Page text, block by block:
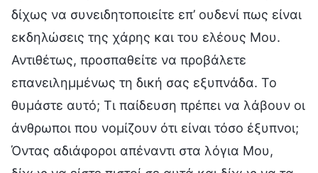
δίχως να συνειδητοποιείτε επ’ ουδενί πως είναι
εκδηλώσεις της χάρης και του ελέους Μου.
Αντιθέτως, προσπαθείτε να προβάλετε
επανειλημμένως τη δική σας εξυπνάδα. Το
θυμάστε αυτό; Τι παίδευση πρέπει να λάβουν οι
άνθρωποι που νομίζουν ότι είναι τόσο έξυπνοι;
Όντας αδιάφοροι απέναντι στα λόγια Μου,